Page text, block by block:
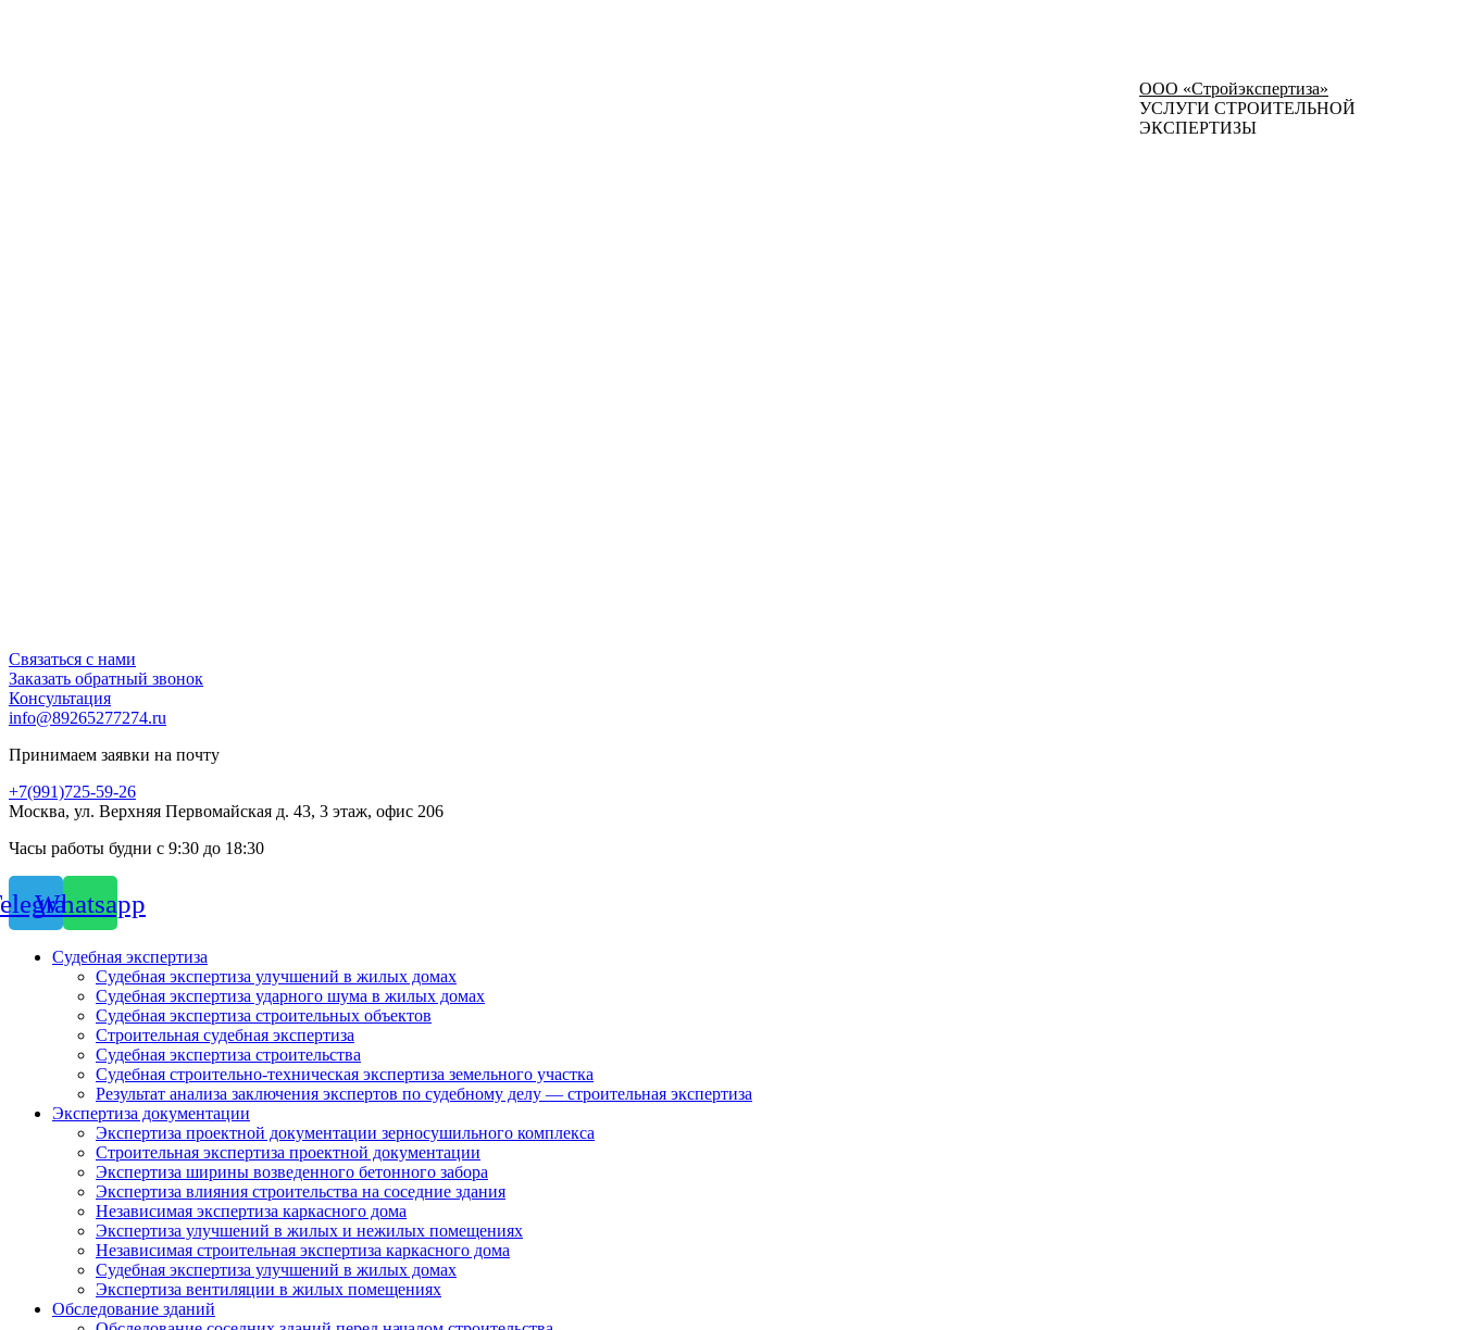
ООО «Стройэкспертиза»
УСЛУГИ СТРОИТЕЛЬНОЙ
ЭКСПЕРТИЗЫ
Связаться с нами
Заказать обратный звонок
Консультация
info@89265277274.ru
Принимаем заявки на почту
+7(991)725-59-26
Москва, ул. Верхняя Первомайская д. 43, 3 этаж, офис 206
Часы работы будни с 9:30 до 18:30
Whatsapp
Судебная экспертиза
Судебная экспертиза улучшений в жилых домах
Судебная экспертиза ударного шума в жилых домах
Судебная экспертиза строительных объектов
Строительная судебная экспертиза
Судебная экспертиза строительства
Судебная строительно-техническая экспертиза земельного участка
Результат анализа заключения экспертов по судебному делу — строительная экспертиза
Экспертиза документации
Экспертиза проектной документации зерносушильного комплекса
Строительная экспертиза проектной документации
Экспертиза ширины возведенного бетонного забора
Экспертиза влияния строительства на соседние здания
Независимая экспертиза каркасного дома
Экспертиза улучшений в жилых и нежилых помещениях
Независимая строительная экспертиза каркасного дома
Судебная экспертиза улучшений в жилых домах
Экспертиза вентиляции в жилых помещениях
Обследование зданий